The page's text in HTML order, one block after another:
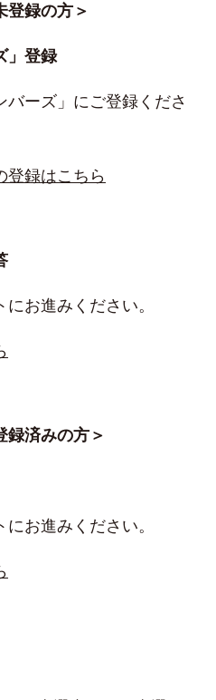
登録の方＞
」登録
ーズ」にご登録くださ
登録はこちら
お進みください。
録済みの方＞
お進みください。